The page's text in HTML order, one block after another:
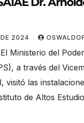
DE 2024
Ministerio del
a través del
visitó las
de Altos